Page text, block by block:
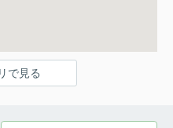
で見る